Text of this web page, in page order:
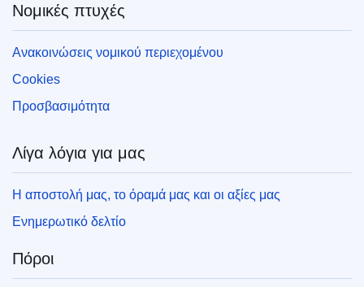
Νομικές πτυχές
Ανακοινώσεις νομικού περιεχομένου
Cookies
Προσβασιμότητα
Λίγα λόγια για μας
Η αποστολή μας, το όραμά μας και οι αξίες μας
Ενημερωτικό δελτίο
Πόροι